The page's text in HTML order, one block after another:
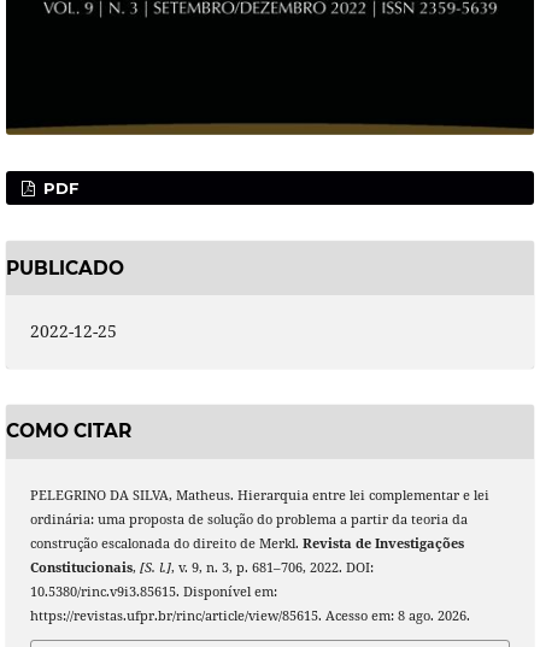
PDF
PUBLICADO
2022-12-25
COMO CITAR
PELEGRINO DA SILVA, Matheus. Hierarquia entre lei complementar e lei
ordinária: uma proposta de solução do problema a partir da teoria da
construção escalonada do direito de Merkl. Revista de Investigações
Constitucionais, [S. l.], v. 9, n. 3, p. 681–706, 2022. DOI:
10.5380/rinc.v9i3.85615. Disponível em:
https://revistas.ufpr.br/rinc/article/view/85615. Acesso em: 8 ago. 2026.